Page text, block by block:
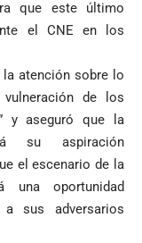
que este último
el CNE en los
atención sobre lo
de los
y aseguró que la
su aspiración
el escenario de la
una oportunidad
sus adversarios